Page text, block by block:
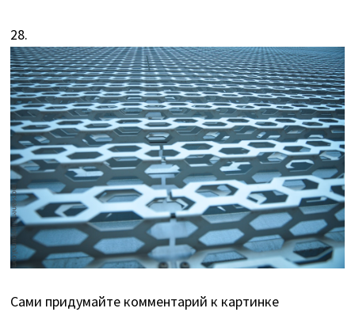
28.
Сами придумайте комментарий к картинке